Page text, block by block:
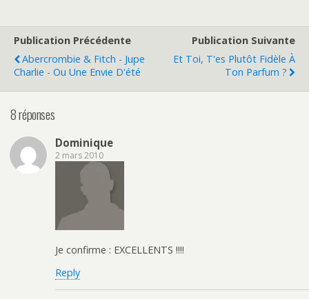
Publication Précédente
Abercrombie & Fitch - Jupe
Charlie - Ou Une Envie D'été
Publication Suivante
Et Toi, T'es Plutôt Fidèle À
Ton Parfum ?
8 réponses
Dominique
2 mars 2010
Je confirme : EXCELLENTS !!!!
Reply